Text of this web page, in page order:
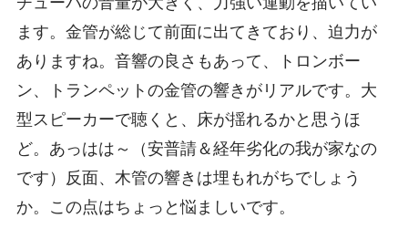
ます。金管が総じて前面に出てきており、迫力が
ありますね。音響の良さもあって、トロンボー
ン、トランペットの金管の響きがリアルです。大
型スピーカーで聴くと、床が揺れるかと思うほ
ど。あっはは～（安普請＆経年劣化の我が家なの
です）反面、木管の響きは埋もれがちでしょう
か。この点はちょっと悩ましいです。